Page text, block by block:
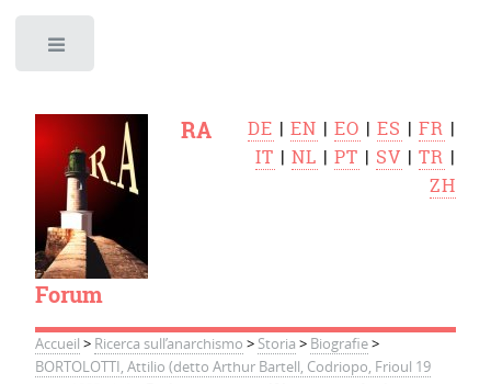
RA
Forum
DE |EN |EO |ES |FR |
IT |NL |PT | SV |TR |
ZH
Accueil > Ricerca sull’anarchismo > Storia > Biografie>
BORTOLOTTI, Attilio (detto Arthur Bartell, Codriopo, Frioul 19